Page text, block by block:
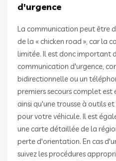
d'urgence
La communication peut être
de la « chicken road », car la
limitée. Il est donc important
communication d'urgence,
bidirectionnelle ou un
premiers secours complet est
ainsi qu'une trousse à outils
pour votre véhicule. Il est
une carte détaillée de la
perte d'orientation. En cas
suivez les procédures